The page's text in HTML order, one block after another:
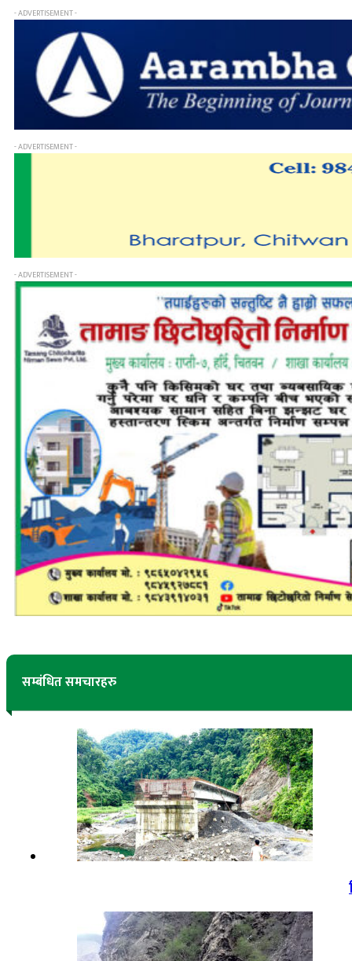
- ADVERTISEMENT -
- ADVERTISEMENT -
- ADVERTISEMENT -
सम्बंधित समचारहरु